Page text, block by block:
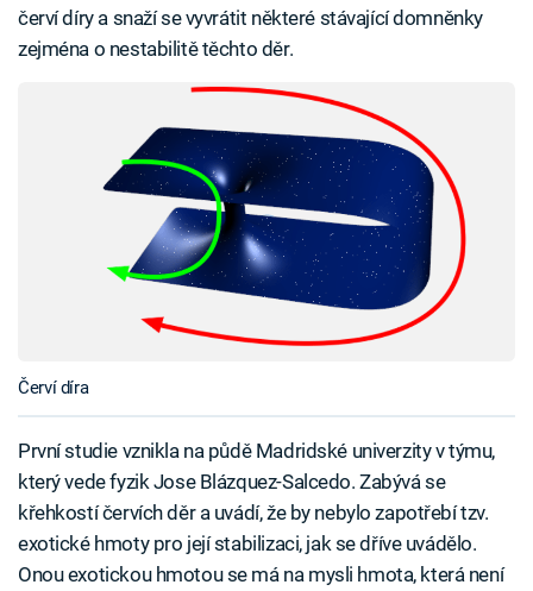
červí díry a snaží se vyvrátit některé stávající domněnky
zejména o nestabilitě těchto děr.
Červí díra
První studie vznikla na půdě Madridské univerzity v týmu,
který vede fyzik Jose Blázquez-Salcedo. Zabývá se
křehkostí červích děr a uvádí, že by nebylo zapotřebí tzv.
exotické hmoty pro její stabilizaci, jak se dříve uvádělo.
Onou exotickou hmotou se má na mysli hmota, která není